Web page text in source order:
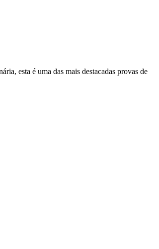
esta é uma das mais destacadas provas de